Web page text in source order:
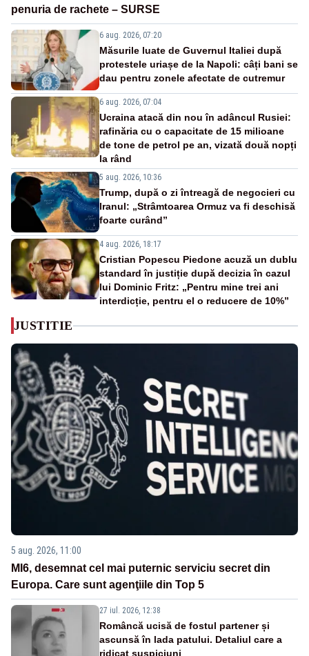
penuria de rachete – SURSE
6 aug. 2026, 07:20
Măsurile luate de Guvernul Italiei după
protestele uriașe de la Napoli: câți bani se
dau pentru zonele afectate de cutremur
6 aug. 2026, 07:04
Ucraina atacă din nou în adâncul Rusiei:
rafinăria cu o capacitate de 15 milioane
de tone de petrol pe an, vizată două nopți
la rând
5 aug. 2026, 10:36
Trump, după o zi întreagă de negocieri cu
Iranul: „Strâmtoarea Ormuz va fi deschisă
foarte curând”
4 aug. 2026, 18:17
Cristian Popescu Piedone acuză un dublu
standard în justiție după decizia în cazul
lui Dominic Fritz: „Pentru mine trei ani
interdicție, pentru el o reducere de 10%”
JUSTITIE
5 aug. 2026, 11:00
MI6, desemnat cel mai puternic serviciu secret din
Europa. Care sunt agenţiile din Top 5
27 iul. 2026, 12:38
Româncă ucisă de fostul partener și
ascunsă în lada patului. Detaliul care a
ridicat suspiciuni